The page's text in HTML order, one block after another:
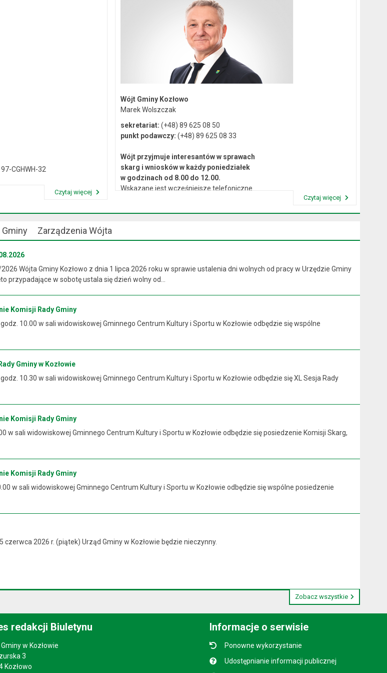
CGHWH-32
Czytaj więcej
Wójt Gminy Kozłowo
Marek Wolszczak
sekretariat: (+48) 89 625 08 50
punkt podawczy: (+48) 89 625 08 33
Wójt przyjmuje interesantów w sprawach
skarg i wniosków w każdy poniedziałek
w godzinach od 8.00 do 12.00.
Wskazane jest wcześniejsze telefoniczne
Czytaj więcej
Gminy Zarządzenia Wójta
Wójta Gminy Kozłowo z dnia 1 lipca 2026 roku w sprawie ustalenia dni wolnych od pracy w Urzędzie Gminy
przypadające w sobotę ustala się dzień wolny od...
Komisji Rady Gminy
10.00 w sali widowiskowej Gminnego Centrum Kultury i Sportu w Kozłowie odbędzie się wspólne
Gminy w Kozłowie
10.30 w sali widowiskowej Gminnego Centrum Kultury i Sportu w Kozłowie odbędzie się XL Sesja Rady
Komisji Rady Gminy
w sali widowiskowej Gminnego Centrum Kultury i Sportu w Kozłowie odbędzie się posiedzenie Komisji Skarg,
Komisji Rady Gminy
w sali widowiskowej Gminnego Centrum Kultury i Sportu w Kozłowie odbędzie się wspólne posiedzenie
2026 r. (piątek) Urząd Gminy w Kozłowie będzie nieczynny.
Zobacz wszystkie
redakcji Biuletynu
w Kozłowie
3
Kozłowo
Informacje o serwisie
Ponowne wykorzystanie
Udostępnianie informacji publicznej